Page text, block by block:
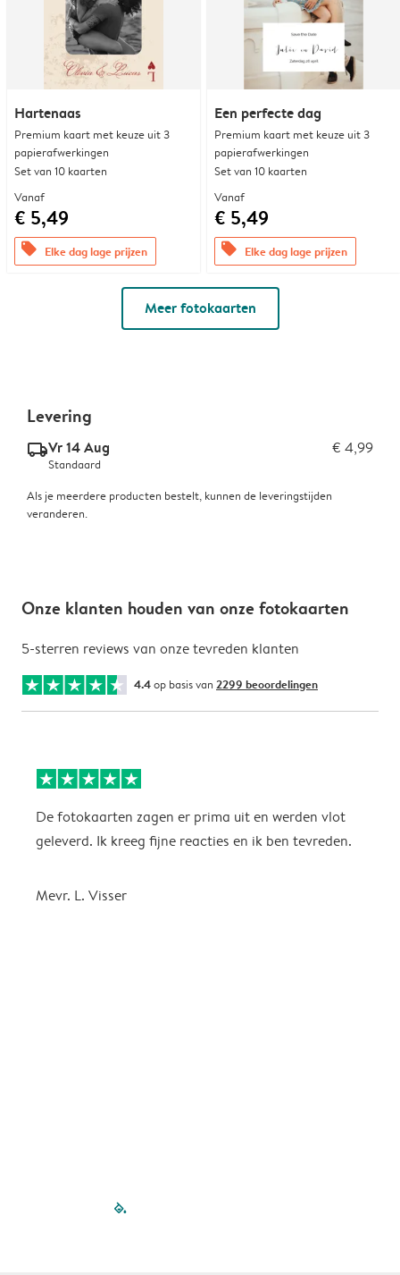
Hartenaas
Premium kaart met keuze uit 3
papierafwerkingen
Set van 10 kaarten
Vanaf
€ 5,49
offers Elke dag lage prijzen
Een perfecte dag
Premium kaart met keuze uit 3
papierafwerkingen
Set van 10 kaarten
Vanaf
€ 5,49
offers Elke dag lage prijzen
Meer fotokaarten
Levering
delivery_standard_v2Vr 14 Aug € 4,99
Standaard
Als je meerdere producten bestelt, kunnen de leveringstijden
veranderen.
Onze klanten houden van onze fotokaarten
5-sterren reviews van onze tevreden klanten
4.4op basis van 2299 beoordelingen
De fotokaarten zagen er prima uit en werden vlot
geleverd. Ik kreeg fijne reacties en ik ben tevreden.
Mevr. L. Visser
filled-pagination